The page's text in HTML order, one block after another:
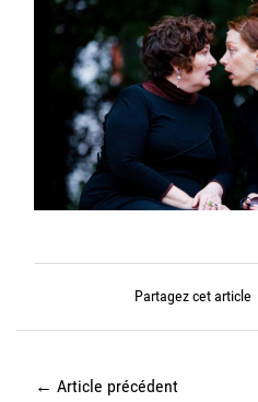
Partagez cet article
← Article précédent